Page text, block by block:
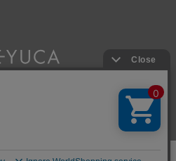
Co., Ltd. All Rights Reserved.